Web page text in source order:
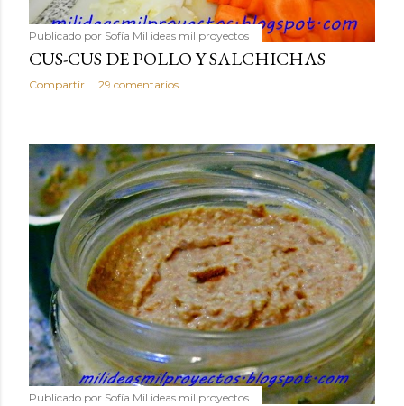
Publicado por Sofía Mil ideas mil proyectos
CUS-CUS DE POLLO Y SALCHICHAS
Compartir 29 comentarios
Publicado por Sofía Mil ideas mil proyectos